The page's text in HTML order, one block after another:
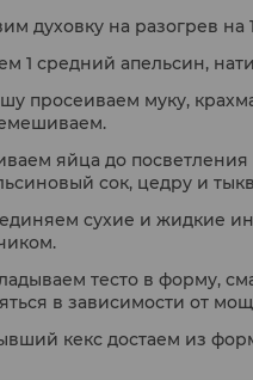
духовку на разогрев на
1 средний апельсин,
просеиваем муку,
яйца до
сок, цедру и
сухие и жидкие
тесто в форму,
в зависимости от
кекс достаем из